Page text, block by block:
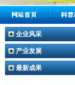
企业风采
产业发展
最新成果